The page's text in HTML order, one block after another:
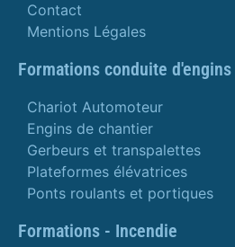
Contact
Mentions Légales
Formations conduite d'engins
Chariot Automoteur
Engins de chantier
Gerbeurs et transpalettes
Plateformes élévatrices
Ponts roulants et portiques
Formations - Incendie